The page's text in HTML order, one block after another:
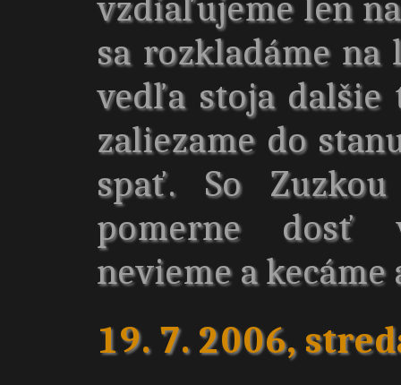
sa rozkladáme na
vedľa stoja dalšie
zaliezame do
spať. So
pomerne dosť
nevieme a
19. 7. 2006,